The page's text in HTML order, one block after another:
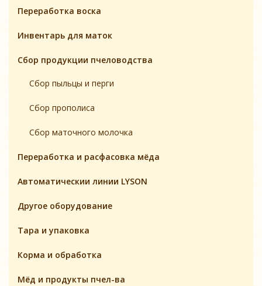
Переработка воска
Инвентарь для маток
Cбор продукции пчеловодства
Сбор пыльцы и перги
Сбор прополиса
Сбор маточного молочка
Переработка и расфасовка мёда
Автоматическии линии LYSON
Другое оборудование
Тара и упаковка
Корма и обработка
Мёд и продукты пчел-ва